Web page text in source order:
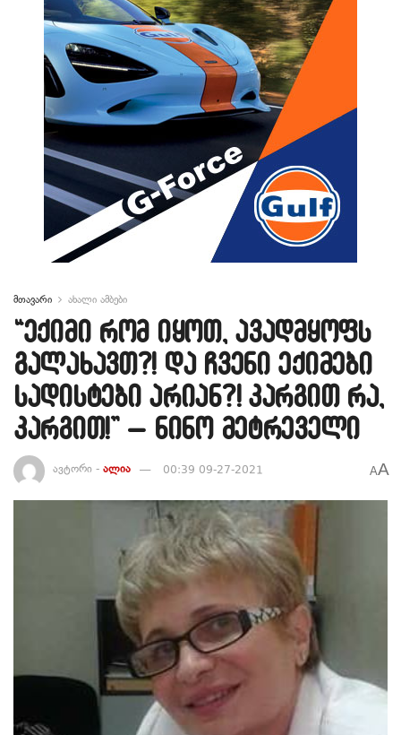
მთავარი ახალი ამბები
“ექიმი რომ იყოთ, ავადმყოფს
გალახავთ?! და ჩვენი ექიმები
სადისტები არიან?! კარგით რა,
კარგით!” – ნინო მეტრეველი
ავტორი - ალია 00:39 09-27-2021 AA